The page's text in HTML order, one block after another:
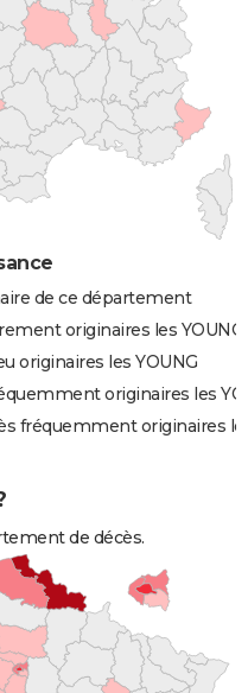
de ce département
originaires les YOUNG
originaires les YOUNG
originaires les
fréquemment originaires
de décès.